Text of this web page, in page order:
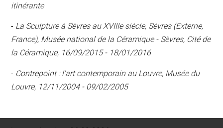
itinérante
- La Sculpture à Sèvres au XVIIIe siècle, Sèvres (Externe,
France), Musée national de la Céramique - Sèvres, Cité de
la Céramique, 16/09/2015 - 18/01/2016
- Contrepoint : l'art contemporain au Louvre, Musée du
Louvre, 12/11/2004 - 09/02/2005